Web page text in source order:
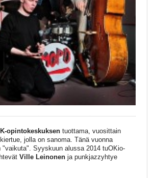
opintokeskuksentuottama, vuosittain
jolla on sanoma. Tänä vuonna
"vaikuta". Syyskuun alussa 2014 tuOKio-
Ville Leinonenja punkjazzyhtye